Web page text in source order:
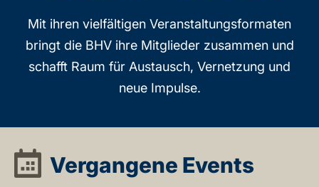
Mit ihren vielfältigen Veranstaltungsformaten
bringt die BHV ihre Mitglieder zusammen und
schafft Raum für Austausch, Vernetzung und
neue Impulse.
Vergangene Events